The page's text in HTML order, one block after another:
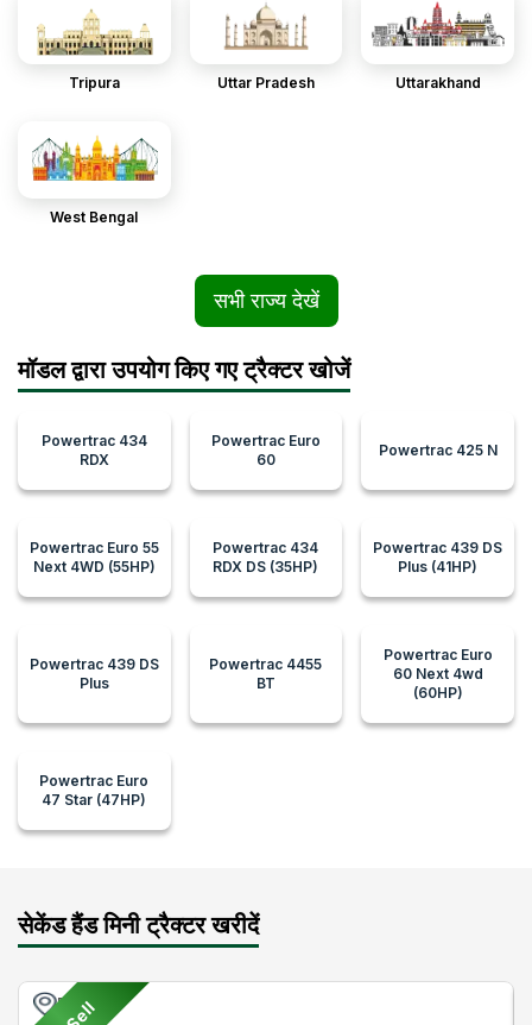
Tripura Uttar Pradesh Uttarakhand
West Bengal
सभी राज्य देखें
मॉडल द्वारा उपयोग किए गए ट्रैक्टर खोजें
Powertrac 434
RDX
Powertrac Euro
60
Powertrac 425 N
Powertrac Euro 55
Next 4WD (55HP)
Powertrac 434
RDX DS (35HP)
Powertrac 439 DS
Plus (41HP)
Powertrac 439 DS
Plus
Powertrac 4455
BT
Powertrac Euro
60 Next 4wd
(60HP)
Powertrac Euro
47 Star (47HP)
सेकेंड हैंड मिनी ट्रैक्टर खरीदें
Pune